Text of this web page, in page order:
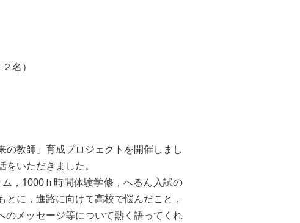
名）
教師」育成プロジェクトを開催しまし
いただきました。
，1000ｈ時間体験学修，へるん入試の
に，進路に向けて高校で悩んだこと，
メッセージ等について熱く語ってくれ